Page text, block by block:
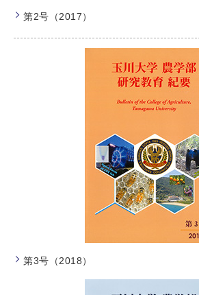
第2号（2017）
第3号（2018）